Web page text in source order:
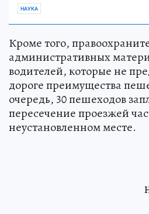
НАУКА
Кроме того,
административных
водителей, которые не
дороге преимущества
очередь, 30 пешеходов
пересечение проезжей
неустановленном месте.